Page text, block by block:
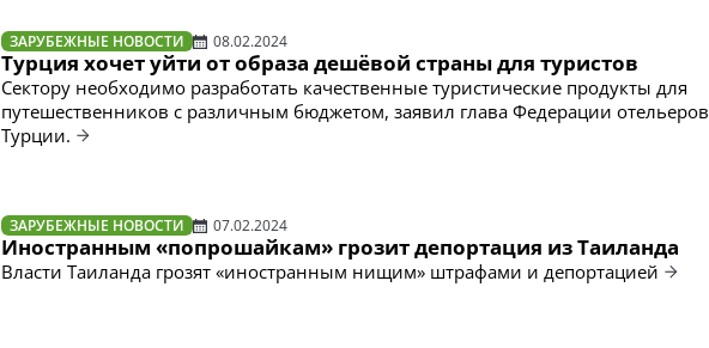
ЗАРУБЕЖНЫЕ НОВОСТИ 08.02.2024
Турция хочет уйти от образа дешёвой страны для туристов
Сектору необходимо разработать качественные туристические продукты для
путешественников с различным бюджетом, заявил глава Федерации отельеров
Турции.
ЗАРУБЕЖНЫЕ НОВОСТИ 07.02.2024
Иностранным «попрошайкам» грозит депортация из Таиланда
Власти Таиланда грозят «иностранным нищим» штрафами и депортацией